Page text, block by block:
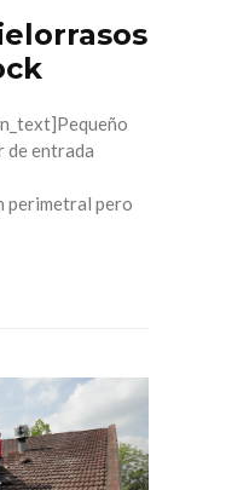
de entrada
perimetral pero